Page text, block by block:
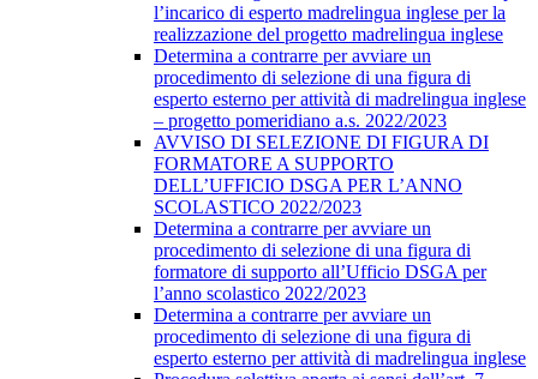
l’incarico di esperto madrelingua inglese per la
realizzazione del progetto madrelingua inglese
Determina a contrarre per avviare un
procedimento di selezione di una figura di
esperto esterno per attività di madrelingua inglese
– progetto pomeridiano a.s. 2022/2023
AVVISO DI SELEZIONE DI FIGURA DI
FORMATORE A SUPPORTO
DELL’UFFICIO DSGA PER L’ANNO
SCOLASTICO 2022/2023
Determina a contrarre per avviare un
procedimento di selezione di una figura di
formatore di supporto all’Ufficio DSGA per
l’anno scolastico 2022/2023
Determina a contrarre per avviare un
procedimento di selezione di una figura di
esperto esterno per attività di madrelingua inglese